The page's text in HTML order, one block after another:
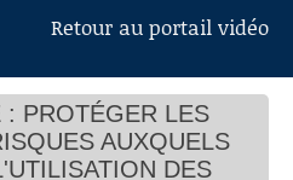
Gouvernement
Retour au portail vidéo
: PROTÉGER LES
AUXQUELS
DES
DES RISQUES
L'UTILISATION DES